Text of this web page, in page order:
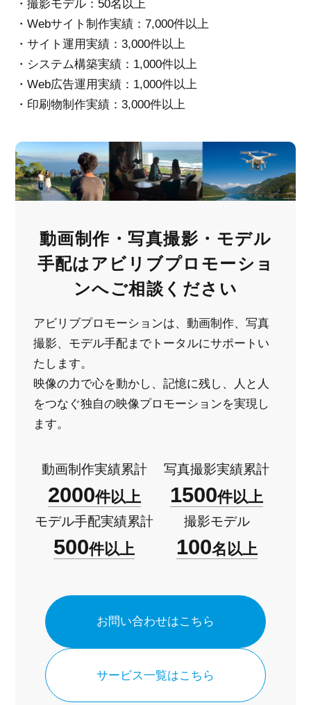
・撮影モデル：50名以上
・Webサイト制作実績：7,000件以上
・サイト運用実績：3,000件以上
・システム構築実績：1,000件以上
・Web広告運用実績：1,000件以上
・印刷物制作実績：3,000件以上
動画制作・写真撮影・モデル
手配は アビリブプロモーショ
ンへご相談ください
アビリブプロモーションは、動画制作、写真
撮影、モデル手配までトータルにサポートい
たします。
映像の力で心を動かし、記憶に残し、人と人
をつなぐ独自の映像プロモーションを実現し
ます。
動画制作実績累計
2000件以上
写真撮影実績累計
1500件以上
モデル手配実績累計
500件以上
撮影モデル
100名以上
お問い合わせはこちら
サービス一覧はこちら